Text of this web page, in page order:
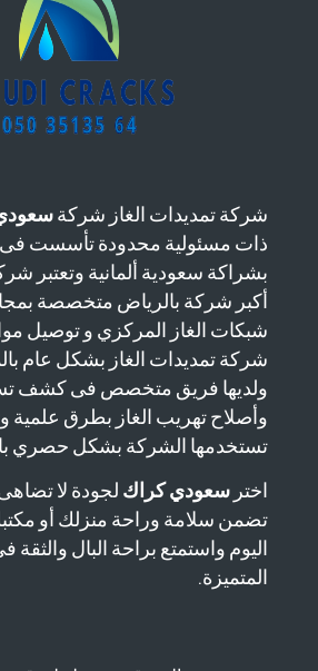
شركة تمديدات الغاز شركة
بشراكة سعودية ألمانية وتعتبر
أكبر شركة بالرياض متخصصة
شبكات الغاز المركزي و توصيل
شركة تمديدات الغاز بشكل عام
ولديها فريق متخصص فى كشف
وأصلاح تهريب الغاز بطرق علمية
تستخدمها الشركة بشكل حصري
اختر سعودي كراك لجودة لا
تضمن سلامة وراحة منزلك أو
اليوم واستمتع براحة البال والثقة
المتميزة.